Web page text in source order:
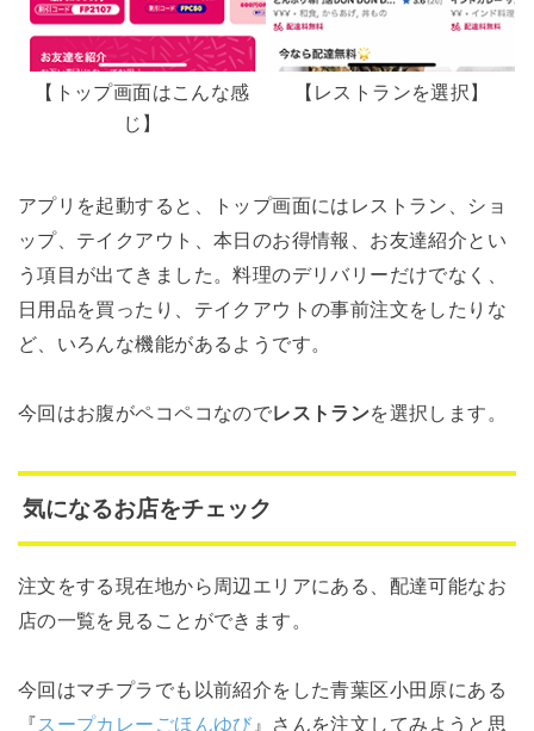
【トップ画面はこんな感
じ】
【レストランを選択】
アプリを起動すると、トップ画面にはレストラン、ショ
ップ、テイクアウト、本日のお得情報、お友達紹介とい
う項目が出てきました。料理のデリバリーだけでなく、
日用品を買ったり、テイクアウトの事前注文をしたりな
ど、いろんな機能があるようです。
今回はお腹がペコペコなのでレストランを選択します。
気になるお店をチェック
注文をする現在地から周辺エリアにある、配達可能なお
店の一覧を見ることができます。
今回はマチプラでも以前紹介をした青葉区小田原にある
『スープカレーごほんゆび 』さんを注文してみようと思